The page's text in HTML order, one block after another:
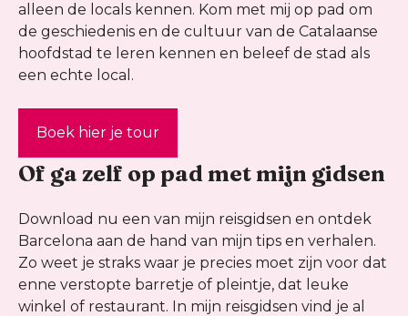
alleen de locals kennen. Kom met mij op pad om
de geschiedenis en de cultuur van de Catalaanse
hoofdstad te leren kennen en beleef de stad als
een echte local.
Boek hier je tour
Of ga zelf op pad met mijn gidsen
Download nu een van mijn reisgidsen en ontdek
Barcelona aan de hand van mijn tips en verhalen.
Zo weet je straks waar je precies moet zijn voor dat
enne verstopte barretje of pleintje, dat leuke
winkel of restaurant. In mijn reisgidsen vind je al